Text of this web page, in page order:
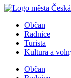
Přejít
obsahuObčan
Radnice
Turista
Kultura a
Občan